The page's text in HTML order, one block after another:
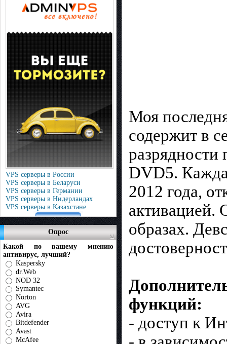
VPS серверы в России
VPS серверы в Беларуси
VPS серверы в Германии
VPS серверы в Нидерландах
VPS серверы в Казахстане
Опрос
Какой по вашему мнению
антивирус, лучший?
Kaspersky
dr.Web
NOD 32
Symantec
Norton
AVG
Avira
Bitdefender
Avast
McAfee
Моя
содержит в
разрядности
DVD5.
2012 года,
активацией.
образах.
функций:
- доступ к